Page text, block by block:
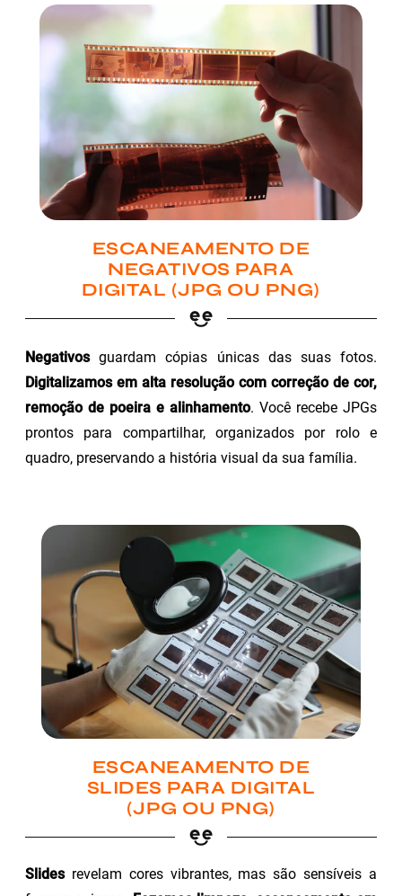
ESCANEAMENTO DE
NEGATIVOS PARA
DIGITAL (JPG OU PNG)
Negativosguardam cópias únicas das suas fotos.
Digitalizamos em alta resolução com correção de cor,
remoção de poeira e alinhamento. Você recebe JPGs
prontos para compartilhar, organizados por rolo e
quadro, preservando a história visual da sua família.
ESCANEAMENTO DE
SLIDES PARA DIGITAL
(JPG OU PNG)
Slidesrevelam cores vibrantes, mas são sensíveis a